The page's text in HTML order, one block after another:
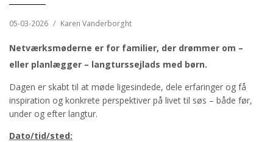
05-03-2026 / Karen Vanderborght
Netværksmøderne er for familier, der drømmer om –
eller planlægger – langturssejlads med børn.
Dagen er skabt til at møde ligesindede, dele erfaringer og få
inspiration og konkrete perspektiver på livet til søs – både før,
under og efter langtur.
Dato/tid/sted: